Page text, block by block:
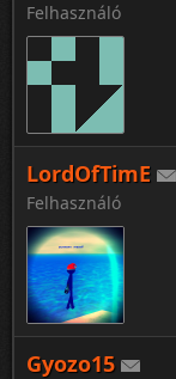
Felhasználó
LordOfTimE
Felhasználó
Gyozo15